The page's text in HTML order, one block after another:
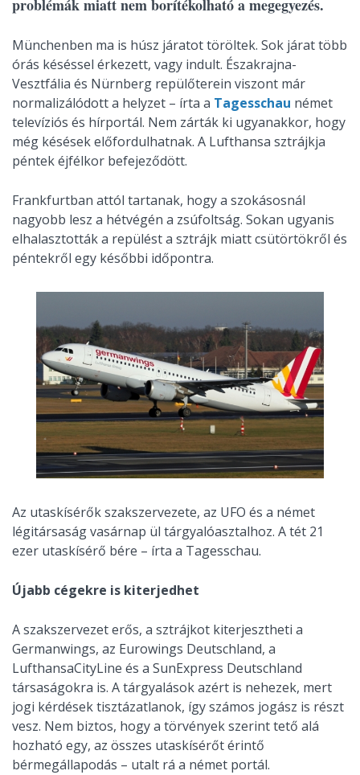
problémák miatt nem borítékolható a megegyezés.
Münchenben ma is húsz járatot töröltek. Sok járat több
órás késéssel érkezett, vagy indult. Északrajna-
Vesztfália és Nürnberg repülőterein viszont már
normalizálódott a helyzet – írta a Tagesschau német
televíziós és hírportál. Nem zárták ki ugyanakkor, hogy
még késések előfordulhatnak. A Lufthansa sztrájkja
péntek éjfélkor befejeződött.
Frankfurtban attól tartanak, hogy a szokásosnál
nagyobb lesz a hétvégén a zsúfoltság. Sokan ugyanis
elhalasztották a repülést a sztrájk miatt csütörtökről és
péntekről egy későbbi időpontra.
Az utaskísérők szakszervezete, az UFO és a német
légitársaság vasárnap ül tárgyalóasztalhoz. A tét 21
ezer utaskísérő bére – írta a Tagesschau.
Újabb cégekre is kiterjedhet
A szakszervezet erős, a sztrájkot kiterjesztheti a
Germanwings, az Eurowings Deutschland, a
LufthansaCityLine és a SunExpress Deutschland
társaságokra is. A tárgyalások azért is nehezek, mert
jogi kérdések tisztázatlanok, így számos jogász is részt
vesz. Nem biztos, hogy a törvények szerint tető alá
hozható egy, az összes utaskísérőt érintő
bérmegállapodás – utalt rá a német portál.